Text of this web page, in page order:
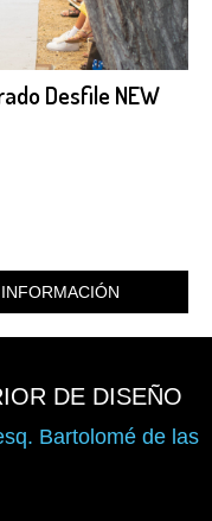
Desfile NEW
DE DISEÑO
Bartolomé de las